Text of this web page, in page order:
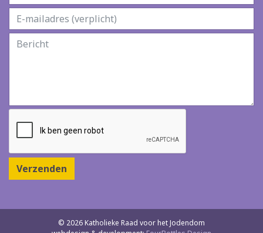
Verzenden
© 2026 Katholieke Raad voor het Jodendom